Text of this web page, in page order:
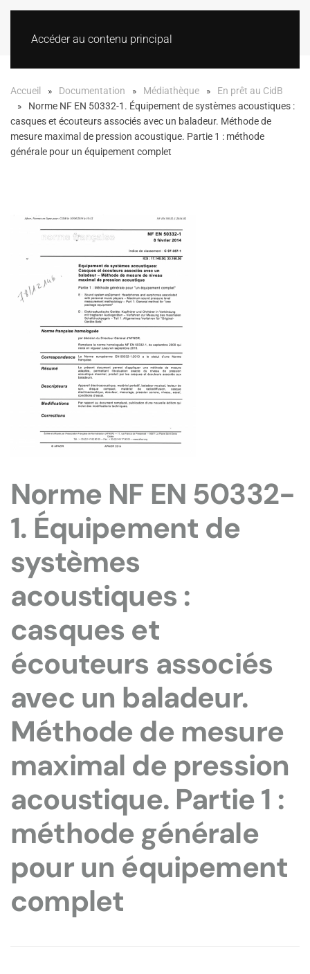
Accéder au contenu principal
Accueil Documentation Médiathèque
En prêt au CidB
Norme NF EN 50332-1. Équipement de systèmes acoustiques :
casques et écouteurs associés avec un baladeur. Méthode de
mesure maximal de pression acoustique. Partie 1 : méthode
générale pour un équipement complet
Norme NF EN 50332-
1. Équipement de
systèmes
acoustiques :
casques et
écouteurs associés
avec un baladeur.
Méthode de mesure
maximal de pression
acoustique. Partie 1 :
méthode générale
pour un équipement
complet